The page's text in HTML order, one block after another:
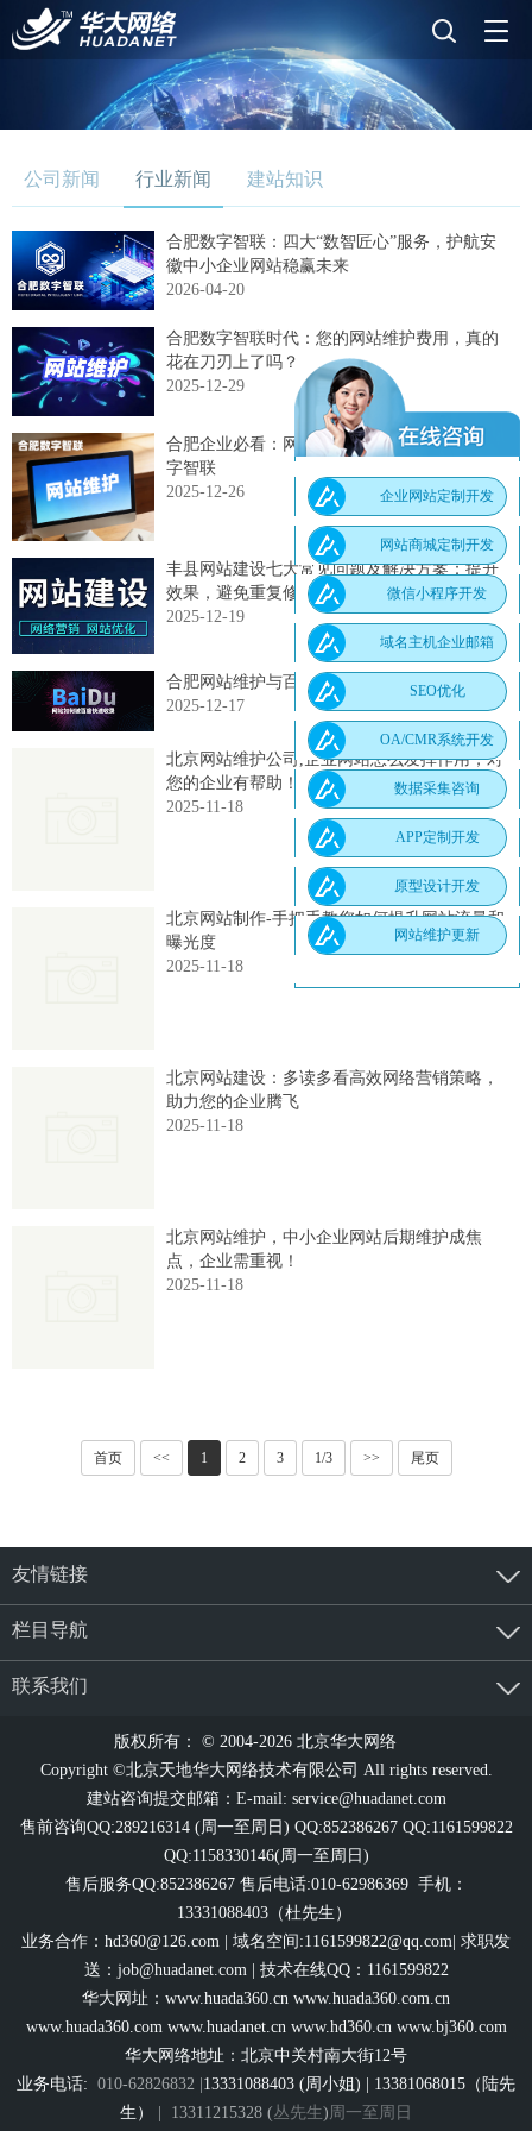
公司新闻 行业新闻 建站知识
合肥数字智联：四大“数智匠心”服务，护航安
徽中小企业网站稳赢未来
2026-04-20
合肥数字智联时代：您的网站维护费用，真的
花在刀刃上了吗？
2025-12-29
合肥企业必看：网站维护公司精选推荐合肥数
字智联
2025-12-26
丰县网站建设七大常见问题及解决方案：提升
效果，避免重复修改
2025-12-19
合肥网站维护与百度收录优化全攻略
2025-12-17
北京网站维护公司,企业网站怎么发挥作用，对
您的企业有帮助！
2025-11-18
北京网站制作-手把手教您如何提升网站流量和
曝光度
2025-11-18
北京网站建设：多读多看高效网络营销策略，
助力您的企业腾飞
2025-11-18
北京网站维护，中小企业网站后期维护成焦
点，企业需重视！
2025-11-18
首页 << 1 2 3 1/3 >> 尾页
友情链接
栏目导航
联系我们
版权所有： © 2004-2026 北京华大网络
Copyright ©北京天地华大网络技术有限公司 All rights reserved.
建站咨询提交邮箱：E-mail: service@huadanet.com
售前咨询QQ:289216314 (周一至周日) QQ:852386267 QQ:1161599822
QQ:1158330146(周一至周日)
售后服务QQ:852386267 售后电话:010-62986369 手机：
13331088403（杜先生）
业务合作： hd360@126.com | 域名空间:1161599822@qq.com| 求职发
送： job@huadanet.com | 技术在线QQ：1161599822
华大网址： www.huada360.cn www.huada360.com.cn
www.huada360.com www.huadanet.cn www.hd360.cn www.bj360.com
华大网络地址：北京中关村南大街12号
业务电话: 010-62826832 |13331088403 (周小姐) | 13381068015（陆先
生）
| 13311215328 (丛先生) 周一至周日
企业网站定制开发
网站商城定制开发
微信小程序开发
域名主机企业邮箱
SEO优化
OA/CMR系统开发
数据采集咨询
APP定制开发
原型设计开发
网站维护更新